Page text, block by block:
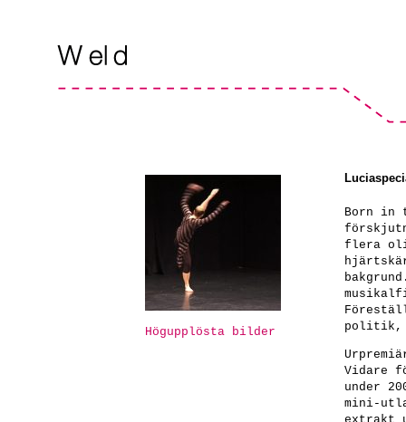
Högupplösta bilder
Born in
flera
politik,
Vidare
under
mini-